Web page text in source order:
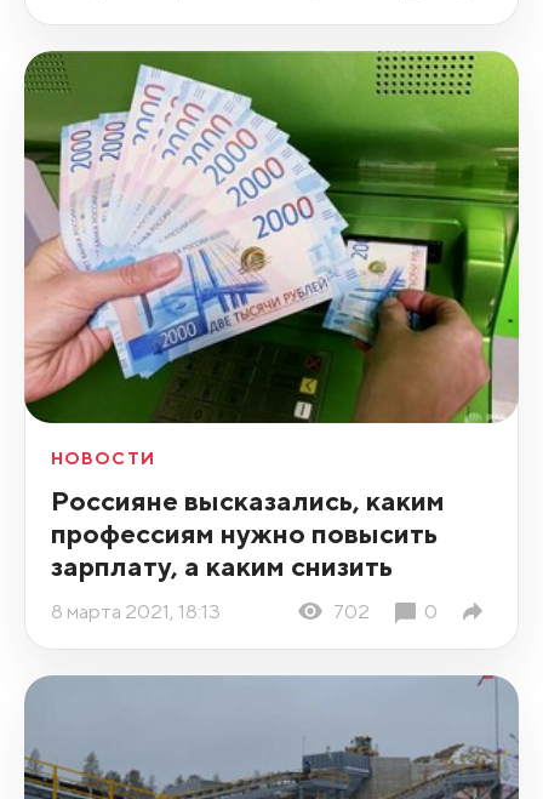
НОВОСТИ
Россияне высказались, каким
профессиям нужно повысить
зарплату, а каким снизить
8 марта 2021, 18:13 702 0